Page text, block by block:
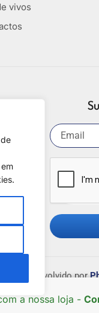
vivos
Desenvolvido por
Arbitragem de
a nossa loja -